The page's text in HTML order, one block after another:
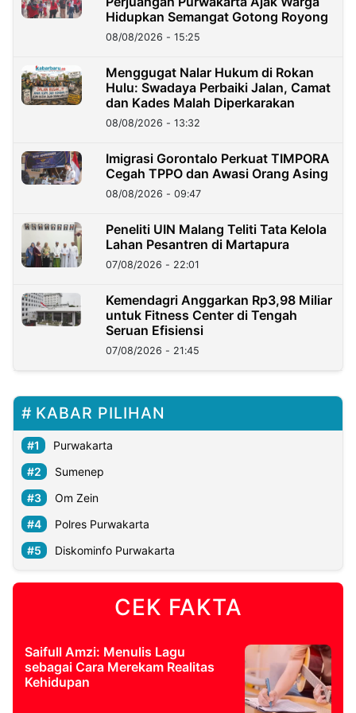
Hidupkan Semangat Gotong Royong
08/08/2026 - 15:25
Menggugat Nalar Hukum di Rokan
Hulu: Swadaya Perbaiki Jalan, Camat
dan Kades Malah Diperkarakan
08/08/2026 - 13:32
Imigrasi Gorontalo Perkuat TIMPORA
Cegah TPPO dan Awasi Orang Asing
08/08/2026 - 09:47
Peneliti UIN Malang Teliti Tata Kelola
Lahan Pesantren di Martapura
07/08/2026 - 22:01
Kemendagri Anggarkan Rp3,98 Miliar
untuk Fitness Center di Tengah
Seruan Efisiensi
07/08/2026 - 21:45
KABAR PILIHAN
Purwakarta
Sumenep
Om Zein
Polres Purwakarta
Diskominfo Purwakarta
CEK FAKTA
Saifull Amzi: Menulis Lagu
sebagai Cara Merekam Realitas
Kehidupan